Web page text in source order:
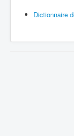
Dictionnaire